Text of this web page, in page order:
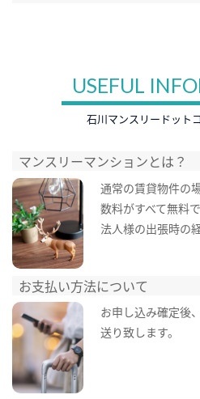
USEFUL
石川マンスリードット
マンスリーマンションとは？
通常の賃貸物件の
数料がすべて無料
法人様の出張時の
お支払い方法について
お申し込み確定後
送り致します。